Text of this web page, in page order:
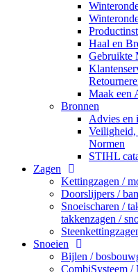
Haal en
Gebruikte
Maak een
Bronnen
Advies en
Normen
STIHL
Zagen
Kettingzagen /
Doorslijpers /
Snoeischaren /
takkenzagen /
Snoeien
Bijlen /
CombiSysteem /